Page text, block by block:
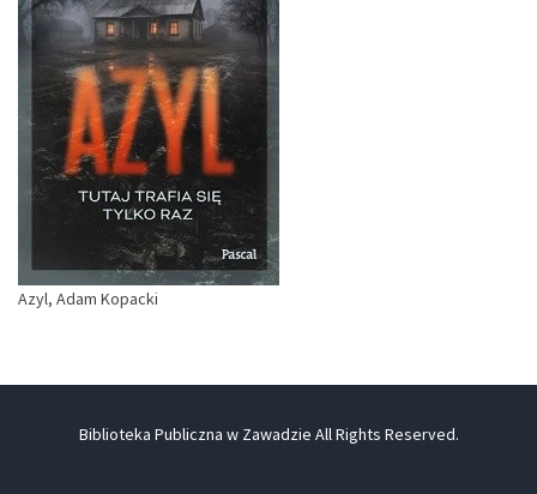
Azyl, Adam Kopacki
Biblioteka Publiczna w Zawadzie All Rights Reserved.